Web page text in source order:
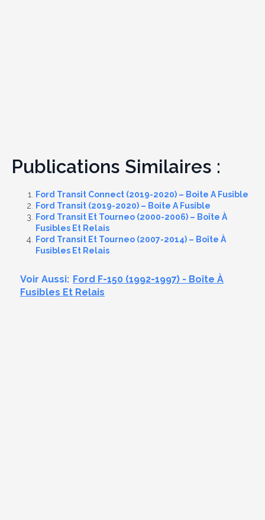
Publications Similaires :
Ford Transit Connect (2019-2020) – Boite A Fusible
Ford Transit (2019-2020) – Boite A Fusible
Ford Transit Et Tourneo (2000-2006) – Boîte À
Fusibles Et Relais
Ford Transit Et Tourneo (2007-2014) – Boîte À
Fusibles Et Relais
Voir Aussi: Ford F-150 (1992-1997) - Boîte À
Fusibles Et Relais